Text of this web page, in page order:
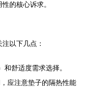
的核心诉求。
以下几点：
和舒适度需求选择。
应注意垫子的隔热性能